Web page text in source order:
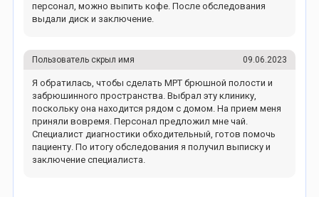
персонал, можно выпить кофе. После обследования
выдали диск и заключение.
Пользователь скрыл имя 09.06.2023
Я обратилась, чтобы сделать МРТ брюшной полости и
забрюшинного пространства. Выбрал эту клинику,
поскольку она находится рядом с домом. На прием меня
приняли вовремя. Персонал предложил мне чай.
Специалист диагностики обходительный, готов помочь
пациенту. По итогу обследования я получил выписку и
заключение специалиста.